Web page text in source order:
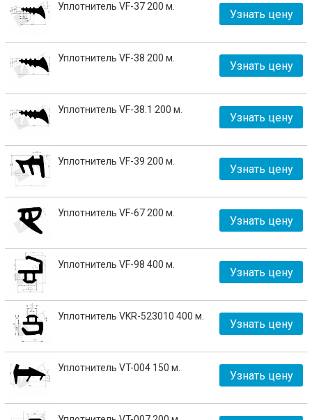
Уплотнитель VF-37 200 м.
Узнать цену
Уплотнитель VF-38 200 м.
Узнать цену
Уплотнитель VF-38.1 200 м.
Узнать цену
Уплотнитель VF-39 200 м.
Узнать цену
Уплотнитель VF-67 200 м.
Узнать цену
Уплотнитель VF-98 400 м.
Узнать цену
Уплотнитель VKR-523010 400 м.
Узнать цену
Уплотнитель VT-004 150 м.
Узнать цену